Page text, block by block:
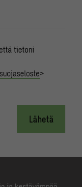
tietoni
>
Lähetä